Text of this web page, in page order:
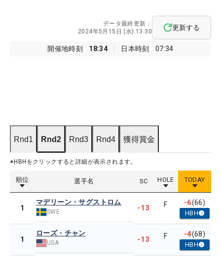
開催地時刻 18:34 日本時刻 07:34
データ最終更新：
2024年5月15日 (水) 13:30
更新する
Rnd1 Rnd2 Rnd3 Rnd4 獲得賞金
※HBHをクリックすると詳細が表示されます。
順位 選手名 SC HOLE TODAY
1
マデリーン・サグストロム
SWE -13 F -6(66)
HBH
1
ローズ・チャン
USA -13 F -4(68)
HBH